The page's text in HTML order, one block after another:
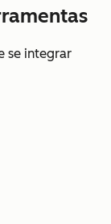
se integrar